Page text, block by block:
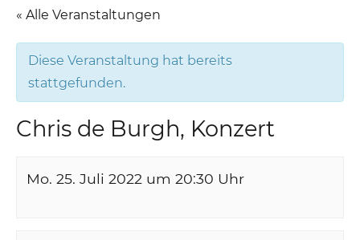
« Alle Veranstaltungen
Diese Veranstaltung hat bereits
stattgefunden.
Chris de Burgh, Konzert
Mo. 25. Juli 2022 um 20:30 Uhr